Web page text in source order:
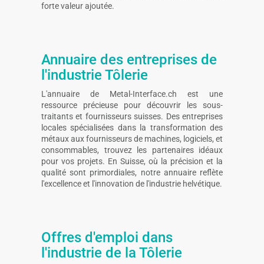
forte valeur ajoutée.
Annuaire des entreprises de
l'industrie Tôlerie
L'annuaire de Metal-Interface.ch est une
ressource précieuse pour découvrir les sous-
traitants et fournisseurs suisses. Des entreprises
locales spécialisées dans la transformation des
métaux aux fournisseurs de machines, logiciels, et
consommables, trouvez les partenaires idéaux
pour vos projets. En Suisse, où la précision et la
qualité sont primordiales, notre annuaire reflète
l'excellence et l'innovation de l'industrie helvétique.
Offres d'emploi dans
l'industrie de la Tôlerie